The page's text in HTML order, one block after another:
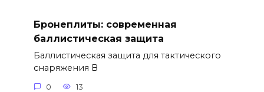
Бронеплиты: современная
баллистическая защита
Баллистическая защита для тактического
снаряжения В
0 13